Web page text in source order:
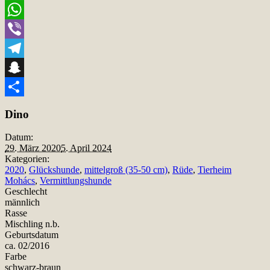
Email
WhatsApp
Viber
Telegram
Snapchat
Dino
Datum:
29. März 20205. April 2024
Kategorien:
2020, Glückshunde, mittelgroß (35-50 cm), Rüde, Tierheim
Mohács, Vermittlungshunde
Geschlecht
männlich
Rasse
Mischling n.b.
Geburtsdatum
ca. 02/2016
Farbe
schwarz-braun